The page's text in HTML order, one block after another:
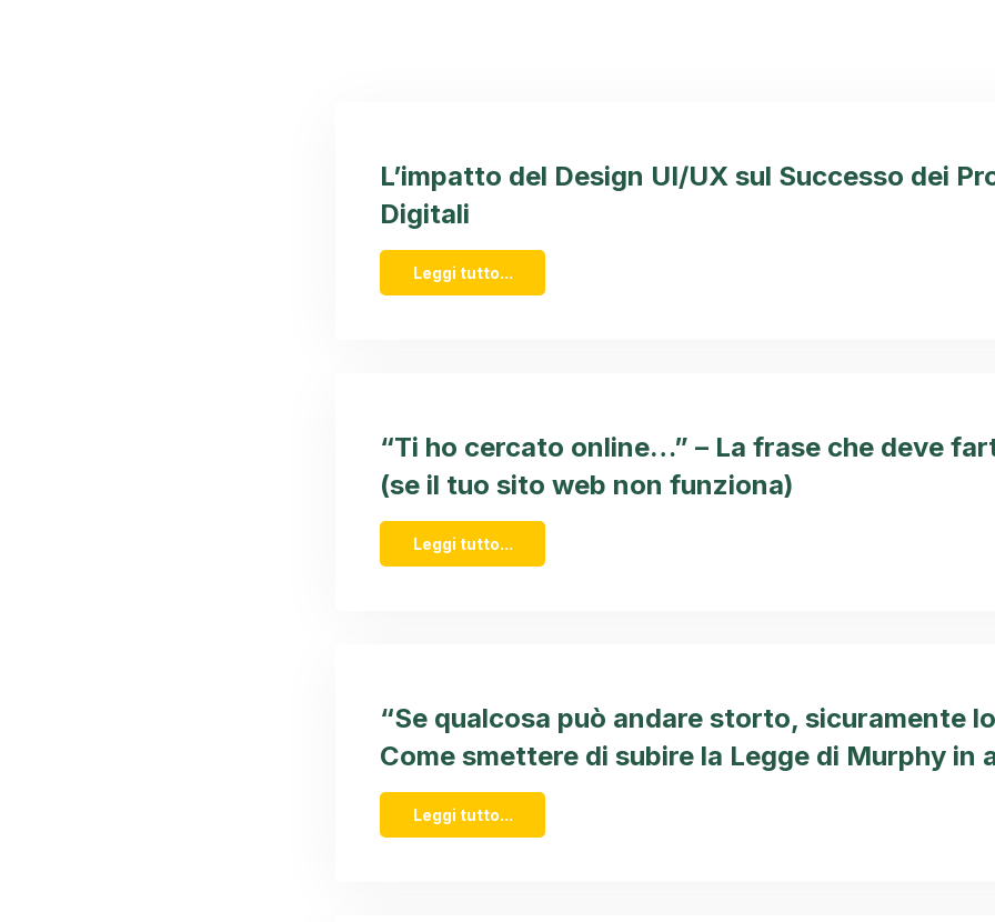
L’impatto del Design UI/UX sul Successo dei
Digitali
Leggi tutto...
“Ti ho cercato online…” – La frase che deve
(se il tuo sito web non funziona)
Leggi tutto...
“Se qualcosa può andare storto, sicuramente
Come smettere di subire la Legge di Murphy in
Leggi tutto...